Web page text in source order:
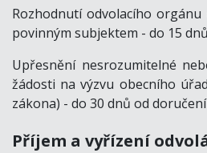
Rozhodnutí odvolacího
povinným subjektem - do 15
Upřesnění nesrozumitelné
žádosti na výzvu obecního
zákona) - do 30 dnů od doručení
Příjem a vyřízení